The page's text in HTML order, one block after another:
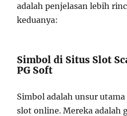
adalah penjelasan lebih
keduanya:
Simbol di Situs Slot
PG Soft
Simbol adalah unsur
slot online. Mereka adalah